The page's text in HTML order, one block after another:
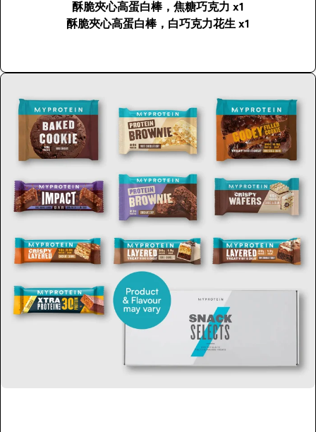
酥脆夾心高蛋白棒，焦糖巧克力 x1
酥脆夾心高蛋白棒，白巧克力花生 x1